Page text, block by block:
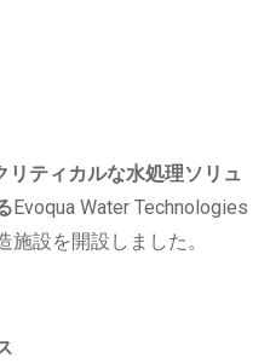
ティカルな水処理ソリュ
Evoqua Water Technologies
設を開設しました。